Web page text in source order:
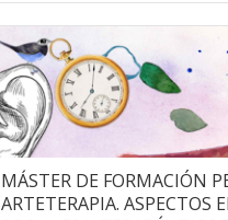
MÁSTER DE FORMACIÓN
ARTETERAPIA. ASPECTOS